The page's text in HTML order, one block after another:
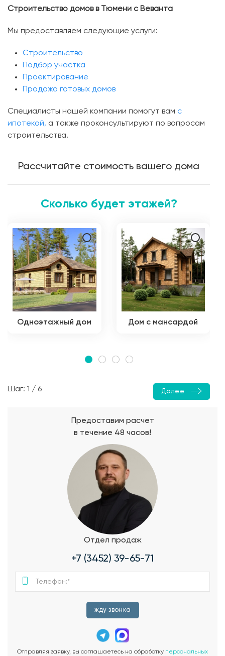
Строительство домов в Тюмени с Веванта
Мы предоставляем следующие услуги:
Строительство
Подбор участка
Проектирование
Продажа готовых домов
Специалисты нашей компании помогут вам с
ипотекой, а также проконсультируют по вопросам
строительства.
Рассчитайте стоимость вашего дома
Сколько будет этажей?
Одноэтажный дом Дом с мансардой
Шаг: 1 / 6 Далее
Предоставим расчет
в течение 48 часов!
Отдел продаж
+7 (3452) 39-65-71
жду звонка
Отправляя заявку, вы соглашаетесь на обработку персональных